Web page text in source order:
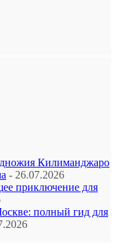
Килиманджаро
- 26.07.2026
приключение для
полный гид для